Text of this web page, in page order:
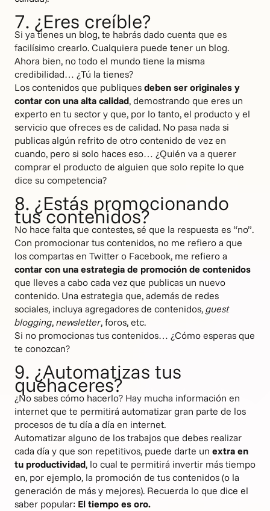
7. ¿Eres creíble?
Si ya tienes un blog, te habrás dado cuenta que es
facilísimo crearlo. Cualquiera puede tener un blog.
Ahora bien, no todo el mundo tiene la misma
credibilidad… ¿Tú la tienes?
Los contenidos que publiques deben ser originales y
contar con una alta calidad, demostrando que eres un
experto en tu sector y que, por lo tanto, el producto y el
servicio que ofreces es de calidad. No pasa nada si
publicas algún refrito de otro contenido de vez en
cuando, pero si solo haces eso… ¿Quién va a querer
comprar el producto de alguien que solo repite lo que
dice su competencia?
8. ¿Estás promocionando
tus contenidos?
No hace falta que contestes, sé que la respuesta es “no”.
Con promocionar tus contenidos, no me refiero a que
los compartas en Twitter o Facebook, me refiero a
contar con una estrategia de promoción de contenidos
que lleves a cabo cada vez que publicas un nuevo
contenido. Una estrategia que, además de redes
sociales, incluya agregadores de contenidos, guest
blogging, newsletter, foros, etc.
Si no promocionas tus contenidos… ¿Cómo esperas que
te conozcan?
9. ¿Automatizas tus
quehaceres?
¿No sabes cómo hacerlo? Hay mucha información en
internet que te permitirá automatizar gran parte de los
procesos de tu día a día en internet.
Automatizar alguno de los trabajos que debes realizar
cada día y que son repetitivos, puede darte un extra en
tu productividad, lo cual te permitirá invertir más tiempo
en, por ejemplo, la promoción de tus contenidos (o la
generación de más y mejores). Recuerda lo que dice el
saber popular: El tiempo es oro.